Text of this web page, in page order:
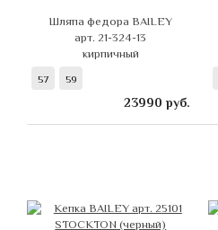
Шляпа федора BAILEY
арт. 21-324-13
кирпичный
57 59
23990 руб.